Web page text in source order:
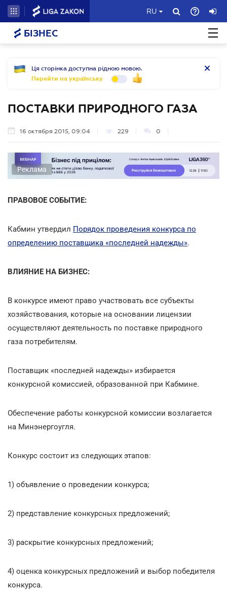
RU
БІЗНЕС
Ця сторінка доступна рідною мовою.
Перейти на українську
ПОСТАВКИ ПРИРОДНОГО ГАЗА
16 октября 2015, 09:04 229 0
Реклама
ПРАВОВОЕ СОБЫТИЕ:
Кабмин утвердил Порядок проведения конкурса по
определению поставщика «последней надежды».
ВЛИЯНИЕ НА БИЗНЕС:
В конкурсе имеют право участвовать все субъекты
хозяйствования, которые на основании лицензии
осуществляют деятельность по поставке природного
газа потребителям.
Поставщик «последней надежды» избирается
конкурсной комиссией, образованной при Кабмине.
Обеспечение работы конкурсной комиссии возлагается
на Минэнергоугля.
Конкурс состоит из следующих этапов:
1) объявление о проведении конкурса;
2) представление конкурсных предложений;
3) раскрытие конкурсных предложений;
4) оценка конкурсных предложений и выбор победителя
конкурса.